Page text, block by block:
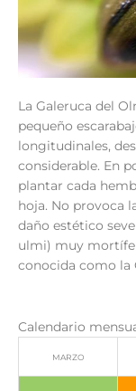
La Galeruca del
pequeño
longitudinales,
considerable. En
plantar cada
hoja. No provoca
daño estético
ulmi) muy
conocida como la
Calendario
MARZO